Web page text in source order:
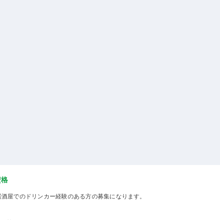
屋でのドリンカー経験のある方の募集になります。